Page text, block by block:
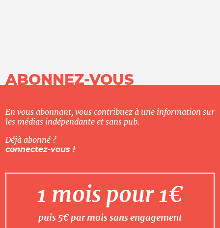
ABONNEZ-VOUS
En vous abonnant, vous contribuez à une information sur
les médias indépendante et sans pub.
Déjà abonné ?
connectez-vous !
1 mois pour 1€
puis 5€ par mois sans engagement